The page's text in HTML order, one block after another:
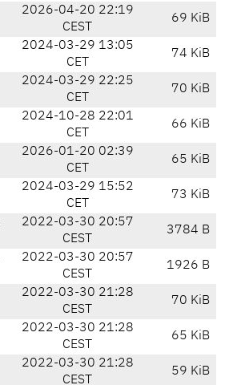
2026-04-20 22:19
CEST
69 KiB
2024-03-29 13:05
CET
74 KiB
2024-03-29 22:25
CET
70 KiB
2024-10-28 22:01
CET
66 KiB
2026-01-20 02:39
CET
65 KiB
2024-03-29 15:52
CET
73 KiB
2022-03-30 20:57
CEST
3784 B
2022-03-30 20:57
CEST
1926 B
2022-03-30 21:28
CEST
70 KiB
2022-03-30 21:28
CEST
65 KiB
2022-03-30 21:28
CEST
59 KiB